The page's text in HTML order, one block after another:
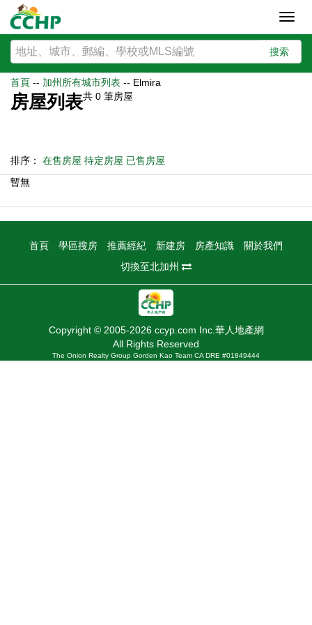
搜索
首頁 -- 加州所有城市列表 -- Elmira
房屋列表共 0 筆房屋
排序： 在售房屋 待定房屋 已售房屋
暫無
首頁 學區搜房 推薦經紀 新建房 房產知識
關於我們
切換至北加州
Copyright © 2005-2026 ccyp.com Inc.華人地產網
All Rights Reserved
The Onion Realty Group Gorden Kao Team CA DRE #01849444